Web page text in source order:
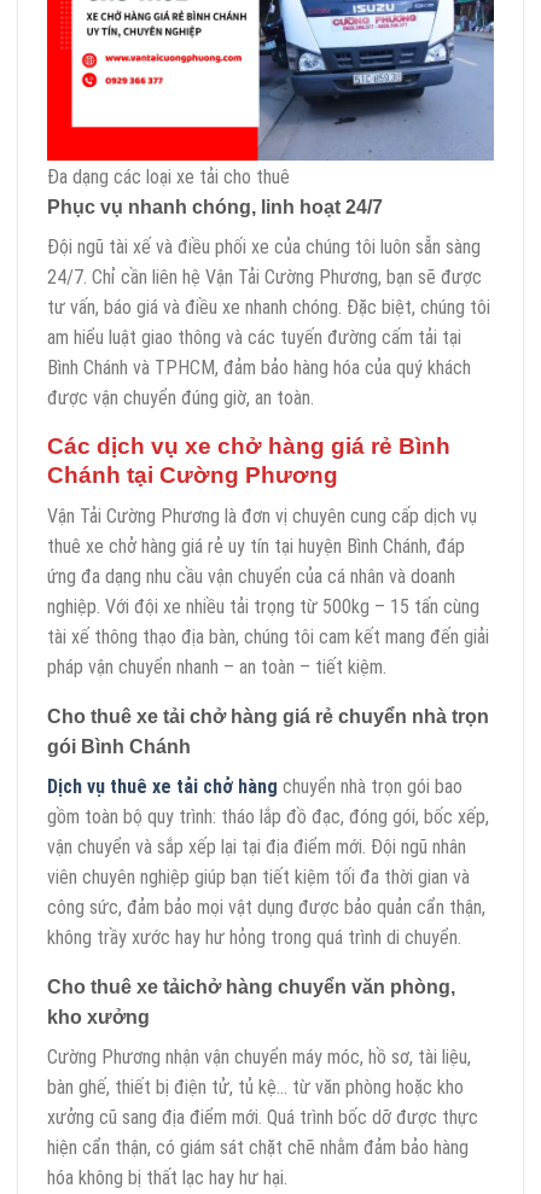
Đa dạng các loại xe tải cho thuê
Phục vụ nhanh chóng, linh hoạt 24/7
Đội ngũ tài xế và điều phối xe của chúng tôi luôn sẵn sàng
24/7. Chỉ cần liên hệ Vận Tải Cường Phương, bạn sẽ được
tư vấn, báo giá và điều xe nhanh chóng. Đặc biệt, chúng tôi
am hiểu luật giao thông và các tuyến đường cấm tải tại
Bình Chánh và TPHCM, đảm bảo hàng hóa của quý khách
được vận chuyển đúng giờ, an toàn.
Các dịch vụ xe chở hàng giá rẻ Bình
Chánh tại Cường Phương
Vận Tải Cường Phương là đơn vị chuyên cung cấp dịch vụ
thuê xe chở hàng giá rẻ uy tín tại huyện Bình Chánh, đáp
ứng đa dạng nhu cầu vận chuyển của cá nhân và doanh
nghiệp. Với đội xe nhiều tải trọng từ 500kg – 15 tấn cùng
tài xế thông thạo địa bàn, chúng tôi cam kết mang đến giải
pháp vận chuyển nhanh – an toàn – tiết kiệm.
Cho thuê xe tải chở hàng giá rẻ chuyển nhà trọn
gói Bình Chánh
Dịch vụ thuê xe tải chở hàng chuyển nhà trọn gói bao
gồm toàn bộ quy trình: tháo lắp đồ đạc, đóng gói, bốc xếp,
vận chuyển và sắp xếp lại tại địa điểm mới. Đội ngũ nhân
viên chuyên nghiệp giúp bạn tiết kiệm tối đa thời gian và
công sức, đảm bảo mọi vật dụng được bảo quản cẩn thận,
không trầy xước hay hư hỏng trong quá trình di chuyển.
Cho thuê xe tảichở hàng chuyển văn phòng,
kho xưởng
Cường Phương nhận vận chuyển máy móc, hồ sơ, tài liệu,
bàn ghế, thiết bị điện tử, tủ kệ… từ văn phòng hoặc kho
xưởng cũ sang địa điểm mới. Quá trình bốc dỡ được thực
hiện cẩn thận, có giám sát chặt chẽ nhằm đảm bảo hàng
hóa không bị thất lạc hay hư hại.